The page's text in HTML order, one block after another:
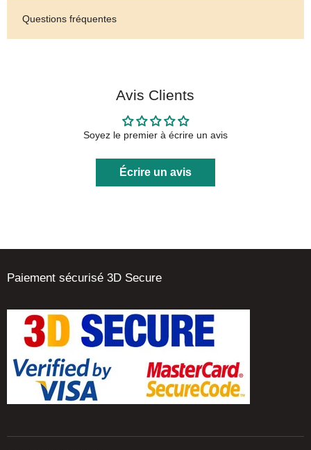
Questions fréquentes
Avis Clients
Soyez le premier à écrire un avis
Écrire un avis
Paiement sécurisé 3D Secure